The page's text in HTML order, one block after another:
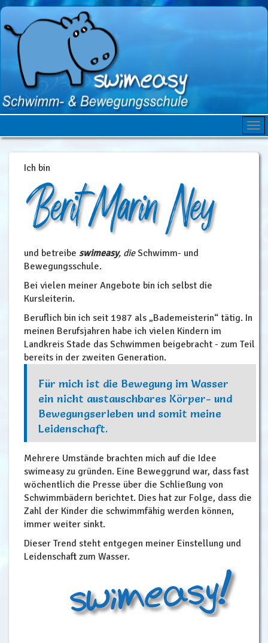
Ich bin
und betreibe swimeasy, die Schwimm- und
Bewegungsschule.
Bei vielen meiner Angebote bin ich selbst die
Kursleiterin.
Beruflich bin ich seit 1987 als „Bademeisterin“ tätig. In
meinen Berufsjahren habe ich vielen Kindern im
Landkreis Stade das Schwimmen beigebracht - zum Teil
bereits in der zweiten Generation.
Für mich ist die Bewegung im Wasser
ein nicht austauschbares Körper- und
Bewegungserleben und somit meine
Leidenschaft.
Mehrere Umstände brachten mich auf die Idee
swimeasy zu gründen. Eine Beweggrund war, dass fast
wöchentlich die Presse über die Schließung von
Schwimmbädern berichtet. Dies hat zur Folge, dass die
Zahl der Kinder die schwimmfähig werden können,
immer weiter sinkt.
Dieser Trend steht entgegen meiner Einstellung und
Leidenschaft zum Wasser.